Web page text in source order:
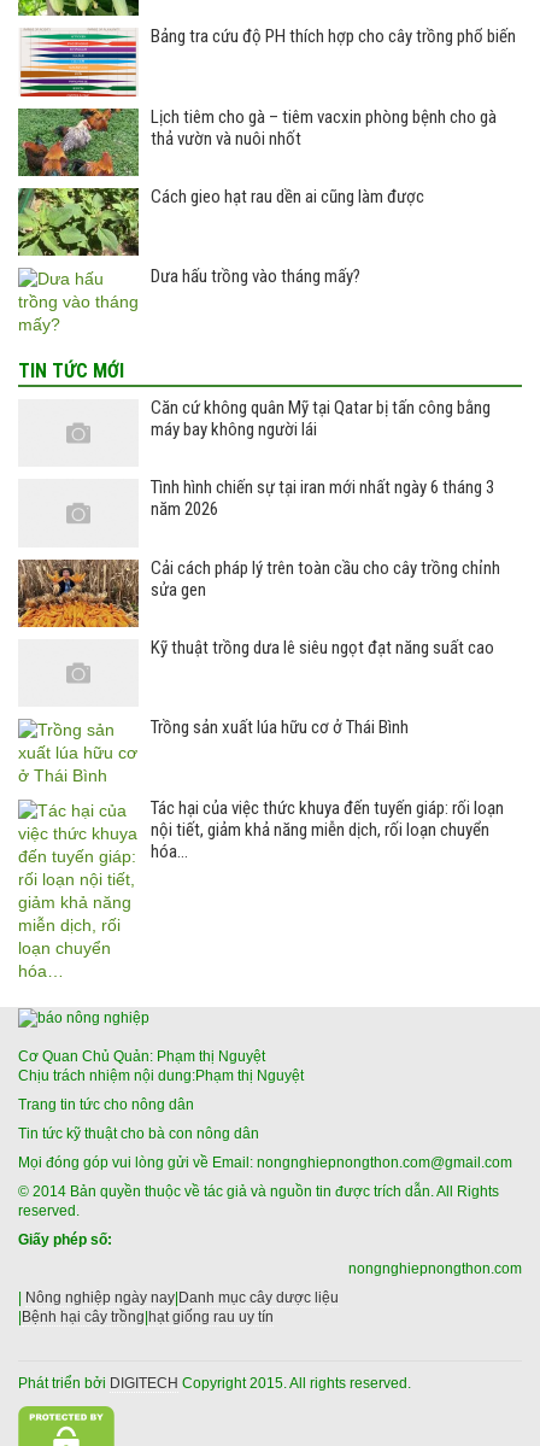
Bảng tra cứu độ PH thích hợp cho cây trồng phổ biến
Lịch tiêm cho gà – tiêm vacxin phòng bệnh cho gà
thả vườn và nuôi nhốt
Cách gieo hạt rau dền ai cũng làm được
Dưa hấu trồng vào tháng mấy?
TIN TỨC MỚI
Căn cứ không quân Mỹ tại Qatar bị tấn công bằng
máy bay không người lái
Tình hình chiến sự tại iran mới nhất ngày 6 tháng 3
năm 2026
Cải cách pháp lý trên toàn cầu cho cây trồng chỉnh
sửa gen
Kỹ thuật trồng dưa lê siêu ngọt đạt năng suất cao
Trồng sản xuất lúa hữu cơ ở Thái Bình
Tác hại của việc thức khuya đến tuyến giáp: rối loạn
nội tiết, giảm khả năng miễn dịch, rối loạn chuyển
hóa…
Cơ Quan Chủ Quản: Phạm thị Nguyệt
Chịu trách nhiệm nội dung:Phạm thị Nguyệt
Trang tin tức cho nông dân
Tin tức kỹ thuật cho bà con nông dân
Mọi đóng góp vui lòng gửi về Email: nongnghiepnongthon.com@gmail.com
© 2014 Bản quyền thuộc về tác giả và nguồn tin được trích dẫn. All Rights
reserved.
Giấy phép số:
nongnghiepnongthon.com
Nông nghiệp ngày nay Danh mục cây dược liệu
Bệnh hại cây trồng hạt giống rau uy tín
Phát triển bởi DIGITECH Copyright 2015. All rights reserved.